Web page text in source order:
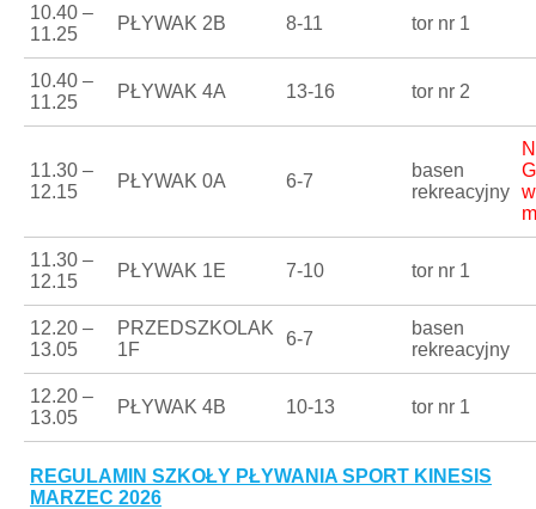
10.40 –
11.25
PŁYWAK 2B 8-11 tor nr 1
10.40 –
11.25
PŁYWAK 4A 13-16 tor nr 2
11.30 –
12.15
PŁYWAK 0A 6-7
basen
rekreacyjny
11.30 –
12.15
PŁYWAK 1E 7-10 tor nr 1
12.20 –
13.05
PRZEDSZKOLAK
1F
6-7
basen
rekreacyjny
12.20 –
13.05
PŁYWAK 4B 10-13 tor nr 1
REGULAMIN SZKOŁY PŁYWANIA SPORT KINESIS
MARZEC 2026